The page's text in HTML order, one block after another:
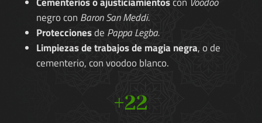
negro con Baron San Meddi.
Proteccionesde Pappa Legba.
Limpiezas de trabajos de magia negra, o de
cementerio, con voodoo blanco.
+22